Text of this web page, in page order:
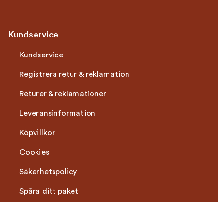
Kundservice
Kundservice
Registrera retur & reklamation
Returer & reklamationer
Leveransinformation
Köpvillkor
Cookies
Säkerhetspolicy
Spåra ditt paket